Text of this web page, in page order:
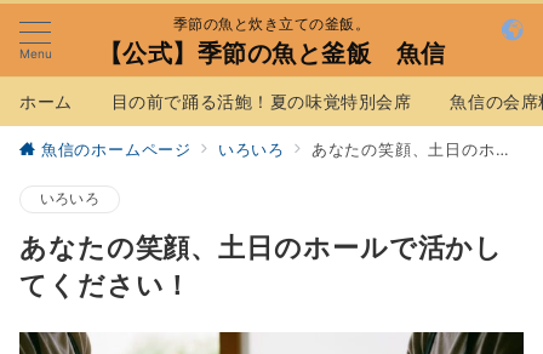
Menu
季節の魚と炊き立ての釜飯。
【公式】季節の魚と釜飯 魚信
ホーム 目の前で踊る活鮑！夏の味覚特別会席 魚信の会席
魚信のホームページ いろいろ あなたの笑顔、土日のホールで活かしてください！
いろいろ
あなたの笑顔、土日のホールで活かし
てください！